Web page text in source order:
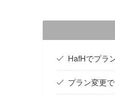
HafHでプラ
プラン変更